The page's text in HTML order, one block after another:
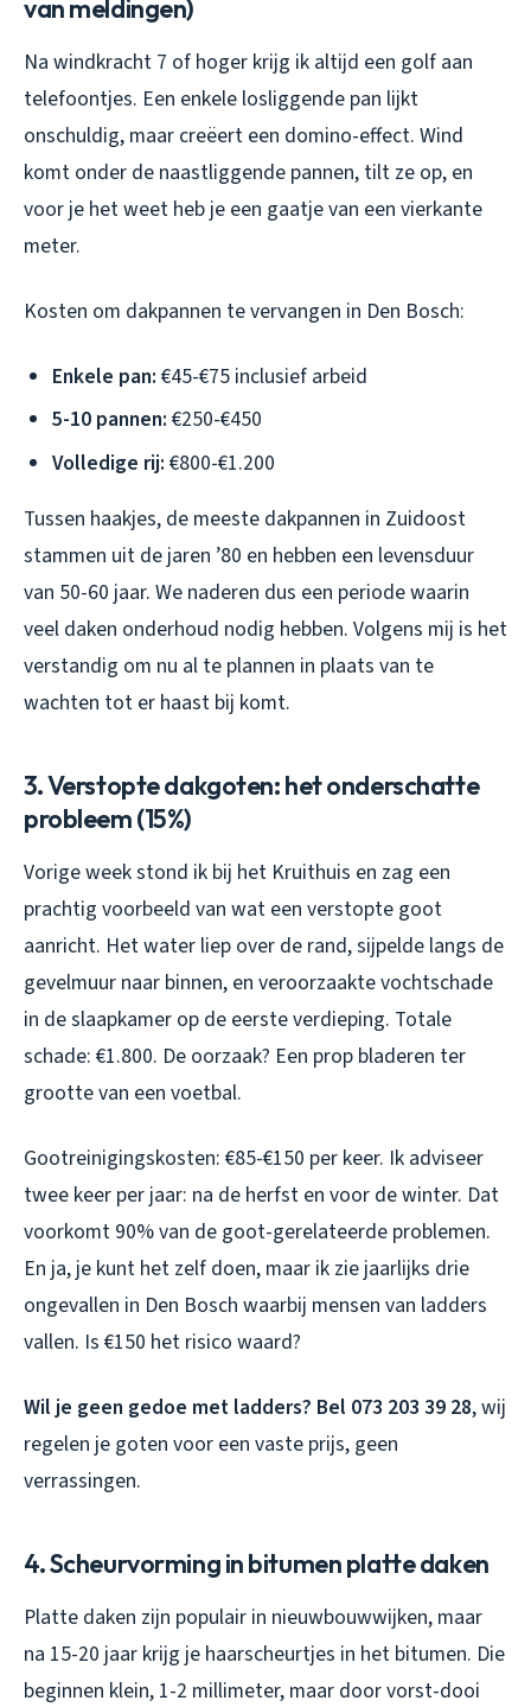
van meldingen)
Na windkracht 7 of hoger krijg ik altijd een golf aan
telefoontjes. Een enkele losliggende pan lijkt
onschuldig, maar creëert een domino-effect. Wind
komt onder de naastliggende pannen, tilt ze op, en
voor je het weet heb je een gaatje van een vierkante
meter.
Kosten om dakpannen te vervangen in Den Bosch:
Enkele pan: €45-€75 inclusief arbeid
5-10 pannen: €250-€450
Volledige rij: €800-€1.200
Tussen haakjes, de meeste dakpannen in Zuidoost
stammen uit de jaren ’80 en hebben een levensduur
van 50-60 jaar. We naderen dus een periode waarin
veel daken onderhoud nodig hebben. Volgens mij is het
verstandig om nu al te plannen in plaats van te
wachten tot er haast bij komt.
3. Verstopte dakgoten: het onderschatte
probleem (15%)
Vorige week stond ik bij het Kruithuis en zag een
prachtig voorbeeld van wat een verstopte goot
aanricht. Het water liep over de rand, sijpelde langs de
gevelmuur naar binnen, en veroorzaakte vochtschade
in de slaapkamer op de eerste verdieping. Totale
schade: €1.800. De oorzaak? Een prop bladeren ter
grootte van een voetbal.
Gootreinigingskosten: €85-€150 per keer. Ik adviseer
twee keer per jaar: na de herfst en voor de winter. Dat
voorkomt 90% van de goot-gerelateerde problemen.
En ja, je kunt het zelf doen, maar ik zie jaarlijks drie
ongevallen in Den Bosch waarbij mensen van ladders
vallen. Is €150 het risico waard?
Wil je geen gedoe met ladders? Bel 073 203 39 28, wij
regelen je goten voor een vaste prijs, geen
verrassingen.
4. Scheurvorming in bitumen platte daken
Platte daken zijn populair in nieuwbouwwijken, maar
na 15-20 jaar krijg je haarscheurtjes in het bitumen. Die
beginnen klein, 1-2 millimeter, maar door vorst-dooi